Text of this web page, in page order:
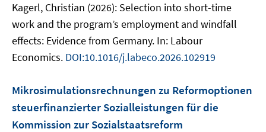
Kagerl, Christian (2026): Selection into short-time
work and the program’s employment and windfall
effects: Evidence from Germany. In: Labour
Economics. DOI:10.1016/j.labeco.2026.102919
Mikrosimulationsrechnungen zu Reformoptionen
steuerfinanzierter Sozialleistungen für die
Kommission zur Sozialstaatsreform